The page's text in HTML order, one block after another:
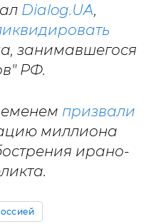
Dialog.UA,
занимавшегося
РФ.
призвали
миллиона
ирано-